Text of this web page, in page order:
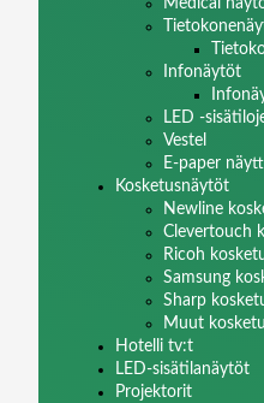
Infonäytöt
LED -
Vestel
E-paper
Kosketusnäytöt
Newline
Clevertouch
Ricoh
Samsung
Sharp
Muut
Hotelli tv:t
LED-sisätilanäytöt
Projektorit